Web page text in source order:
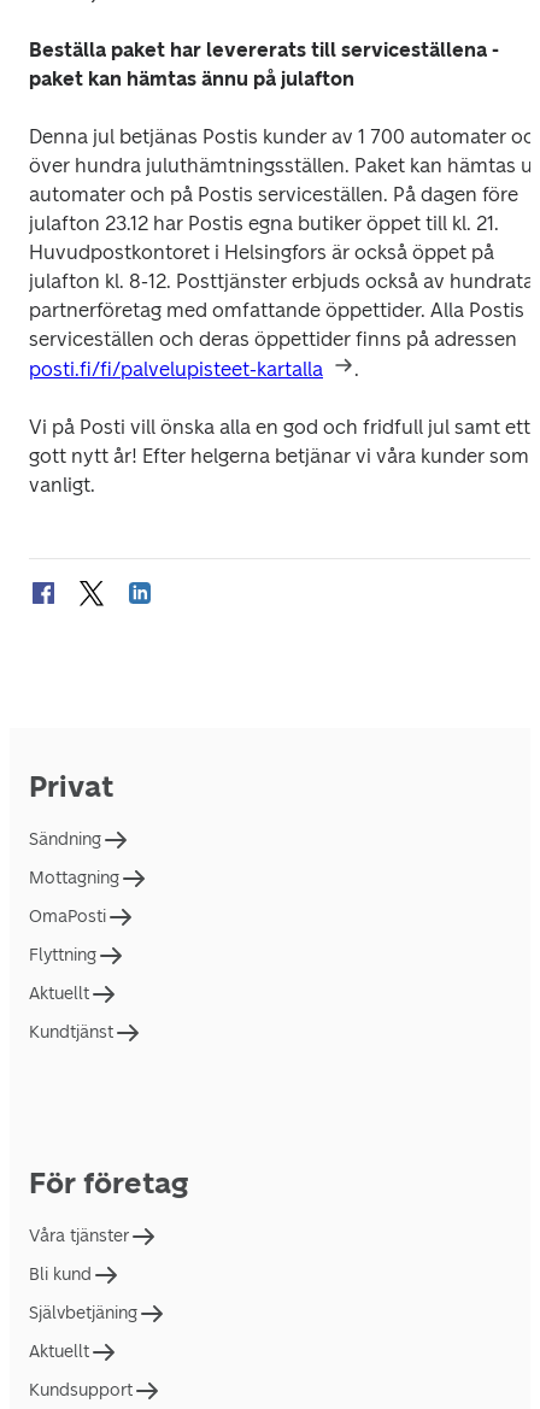
Beställa paket har levererats till serviceställena -
paket kan hämtas ännu på julafton
Denna jul betjänas Postis kunder av 1 700 automater
över hundra juluthämtningsställen. Paket kan hämtas
automater och på Postis serviceställen. På dagen före
julafton 23.12 har Postis egna butiker öppet till kl. 21.
Huvudpostkontoret i Helsingfors är också öppet på
julafton kl. 8-12. Posttjänster erbjuds också av
partnerföretag med omfattande öppettider. Alla Postis
posti.fi/fi/palvelupisteet-kartalla
.
Vi på Posti vill önska alla en god och fridfull jul samt ett
gott nytt år! Efter helgerna betjänar vi våra kunder som
vanligt.
Privat
Sändning
Mottagning
OmaPosti
Flyttning
Aktuellt
Kundtjänst
För företag
Våra tjänster
Bli kund
Självbetjäning
Aktuellt
Kundsupport